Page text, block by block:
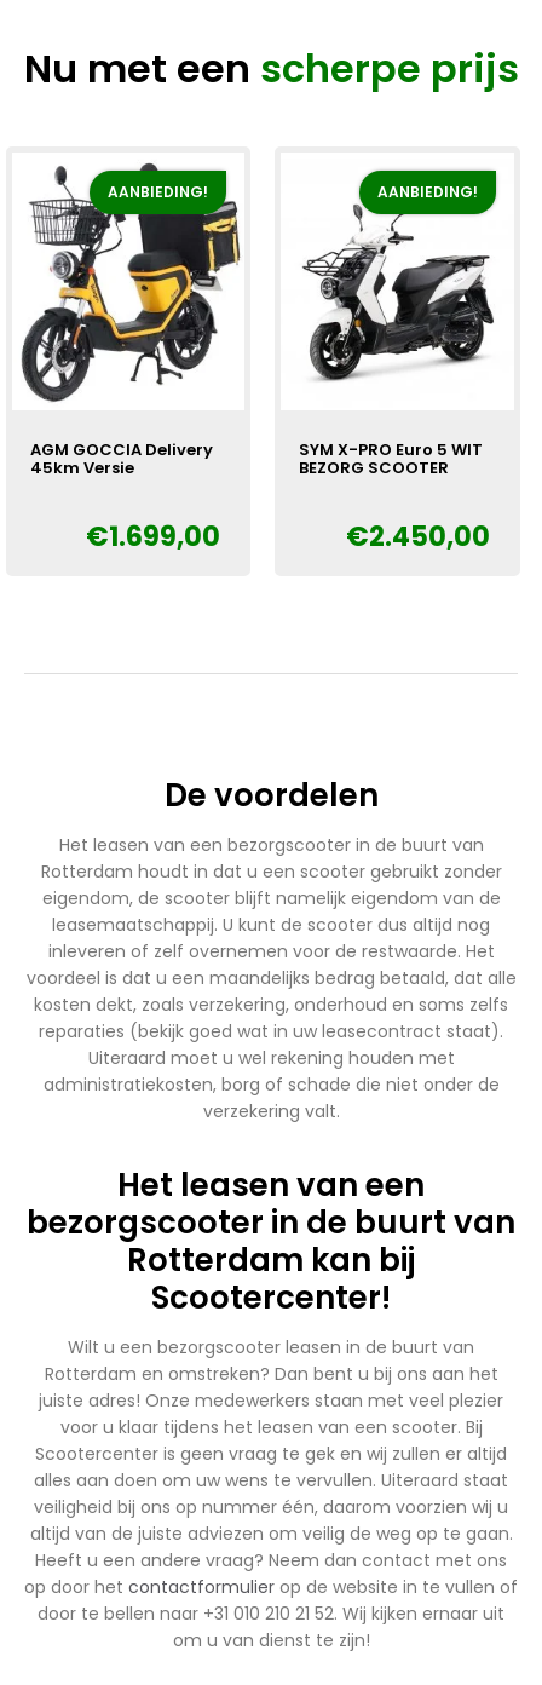
Nu met een scherpe prijs
AANBIEDING!
AGM GOCCIA Delivery
45km Versie
Oorspronkelijke
€1.699,00
Huidige
AANBIEDING!
SYM X-PRO Euro 5 WIT
BEZORG SCOOTER
Oorspronkelijke
€2.450,00
Huidige
De voordelen
Het leasen van een bezorgscooter in de buurt van
Rotterdam houdt in dat u een scooter gebruikt zonder
eigendom, de scooter blijft namelijk eigendom van de
leasemaatschappij. U kunt de scooter dus altijd nog
inleveren of zelf overnemen voor de restwaarde. Het
voordeel is dat u een maandelijks bedrag betaald, dat alle
kosten dekt, zoals verzekering, onderhoud en soms zelfs
reparaties (bekijk goed wat in uw leasecontract staat).
Uiteraard moet u wel rekening houden met
administratiekosten, borg of schade die niet onder de
verzekering valt.
Het leasen van een
bezorgscooter in de buurt van
Rotterdam kan bij
Scootercenter!
Wilt u een bezorgscooter leasen in de buurt van
Rotterdam en omstreken? Dan bent u bij ons aan het
juiste adres! Onze medewerkers staan met veel plezier
voor u klaar tijdens het leasen van een scooter. Bij
Scootercenter is geen vraag te gek en wij zullen er altijd
alles aan doen om uw wens te vervullen. Uiteraard staat
veiligheid bij ons op nummer één, daarom voorzien wij u
altijd van de juiste adviezen om veilig de weg op te gaan.
Heeft u een andere vraag? Neem dan contact met ons
op door het contactformulier op de website in te vullen of
door te bellen naar +31 010 210 21 52. Wij kijken ernaar uit
om u van dienst te zijn!